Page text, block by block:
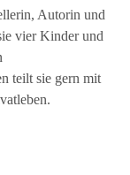
Autorin und
vier Kinder und
teilt sie gern mit